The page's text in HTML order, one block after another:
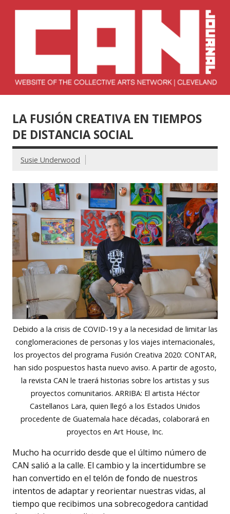
Network –
CAN Journal
LA FUSIÓN CREATIVA EN TIEMPOS
DE DISTANCIA SOCIAL
Susie Underwood
Debido a la crisis de COVID-19 y a la necesidad de limitar las
conglomeraciones de personas y los viajes internacionales,
los proyectos del programa Fusión Creativa 2020: CONTAR,
han sido pospuestos hasta nuevo aviso. A partir de agosto,
la revista CAN le traerá historias sobre los artistas y sus
proyectos comunitarios. ARRIBA: El artista Héctor
Castellanos Lara, quien llegó a los Estados Unidos
procedente de Guatemala hace décadas, colaborará en
proyectos en Art House, Inc.
Mucho ha ocurrido desde que el último número de
CAN salió a la calle. El cambio y la incertidumbre se
han convertido en el telón de fondo de nuestros
intentos de adaptar y reorientar nuestras vidas, al
tiempo que recibimos una sobrecogedora cantidad